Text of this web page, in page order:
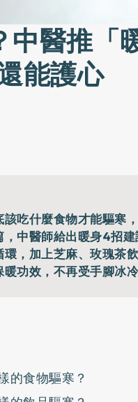
中醫推「
能護心
吃什麼食物才能驅寒
，中醫師給出暖身4招
，加上芝麻、玫瑰茶
功效，不再受手腳冰冷
的食物驅寒？